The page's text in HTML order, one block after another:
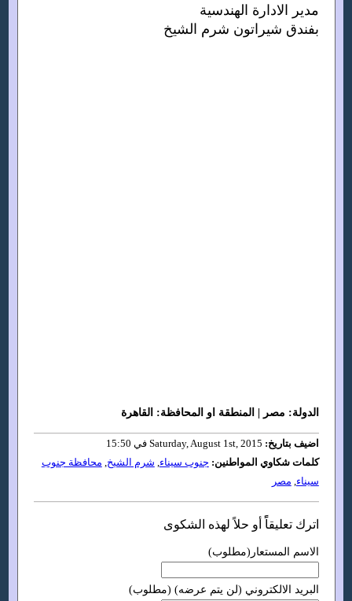
مدير الادارة الهندسية
بفندق شيراتون شرم الشيخ
الدولة: مصر | المنطقة او المحافظة: القاهرة
اضيف بتاريخ:
كلمات شكاوي المواطنين: جنوب سيناء, شرم الشيخ, محافظة جنوب
سيناء, مصر
اترك تعليقاًً أو حلاً لهذه الشكوى
الاسم المستعار(مطلوب)
البريد الالكتروني (لن يتم عرضه) (مطلوب)